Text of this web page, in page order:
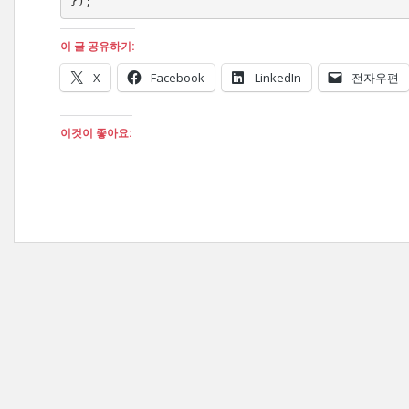
이 글 공유하기:
X Facebook LinkedIn 전자우편
이것이 좋아요: